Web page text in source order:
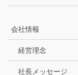
会社情報
経営理念
社長メッセージ